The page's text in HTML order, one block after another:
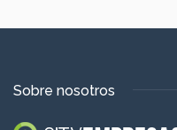
Sobre nosotros